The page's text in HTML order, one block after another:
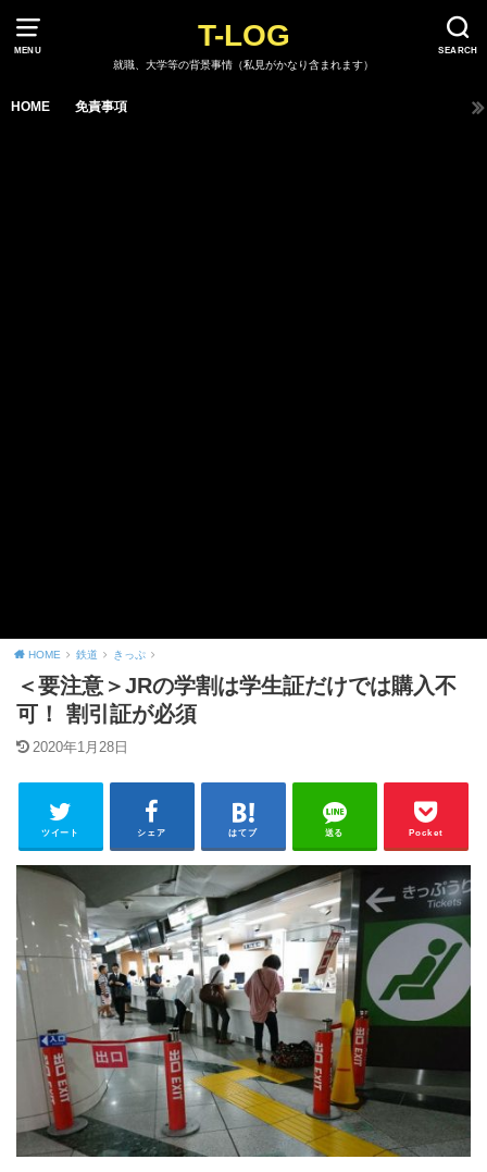
MENU SEARCH
T-LOG
就職、大学等の背景事情（私見がかなり含まれます）
HOME 免責事項
HOME 鉄道 きっぷ
＜要注意＞JRの学割は学生証だけでは購入不
可！ 割引証が必須
2020年1月28日
ツイート シェア はてブ 送る Pocket